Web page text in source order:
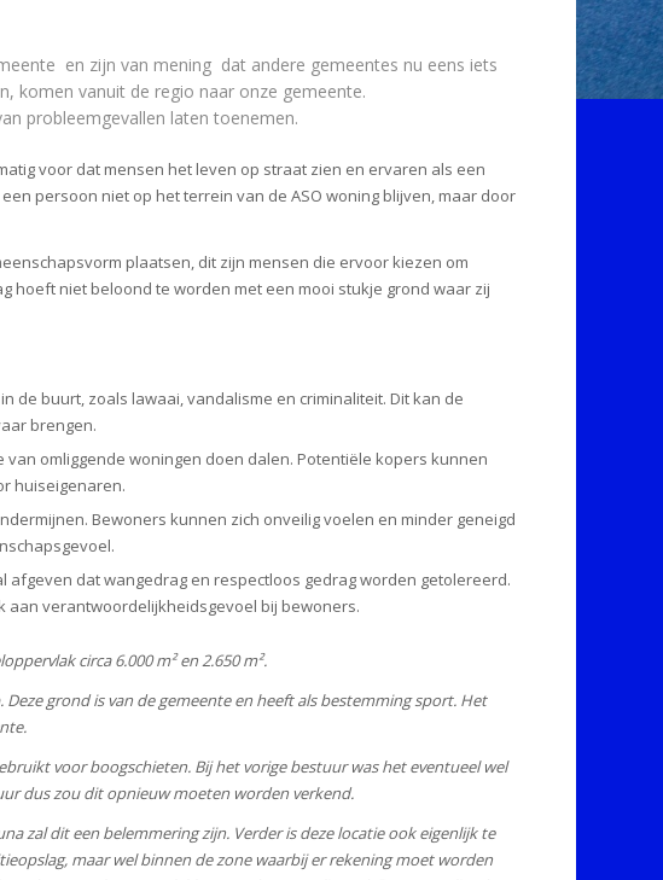
en zijn van mening dat andere gemeentes nu eens iets
komen vanuit de regio naar onze gemeente.
probleemgevallen laten toenemen.
voor dat mensen het leven op straat zien en ervaren als een
persoon niet op het terrein van de ASO woning blijven, maar door
plaatsen, dit zijn mensen die ervoor kiezen om
niet beloond te worden met een mooi stukje grond waar zij
de buurt, zoals lawaai, vandalisme en criminaliteit. Dit kan de
brengen.
omliggende woningen doen dalen. Potentiële kopers kunnen
huiseigenaren.
Bewoners kunnen zich onveilig voelen en minder geneigd
dat wangedrag en respectloos gedrag worden getolereerd.
aan verantwoordelijkheidsgevoel bij bewoners.
circa 6.000 m² en 2.650 m².
grond is van de gemeente en heeft als bestemming sport. Het
voor boogschieten. Bij het vorige bestuur was het eventueel wel
dus zou dit opnieuw moeten worden verkend.
zal dit een belemmering zijn. Verder is deze locatie ook eigenlijk te
maar wel binnen de zone waarbij er rekening moet worden